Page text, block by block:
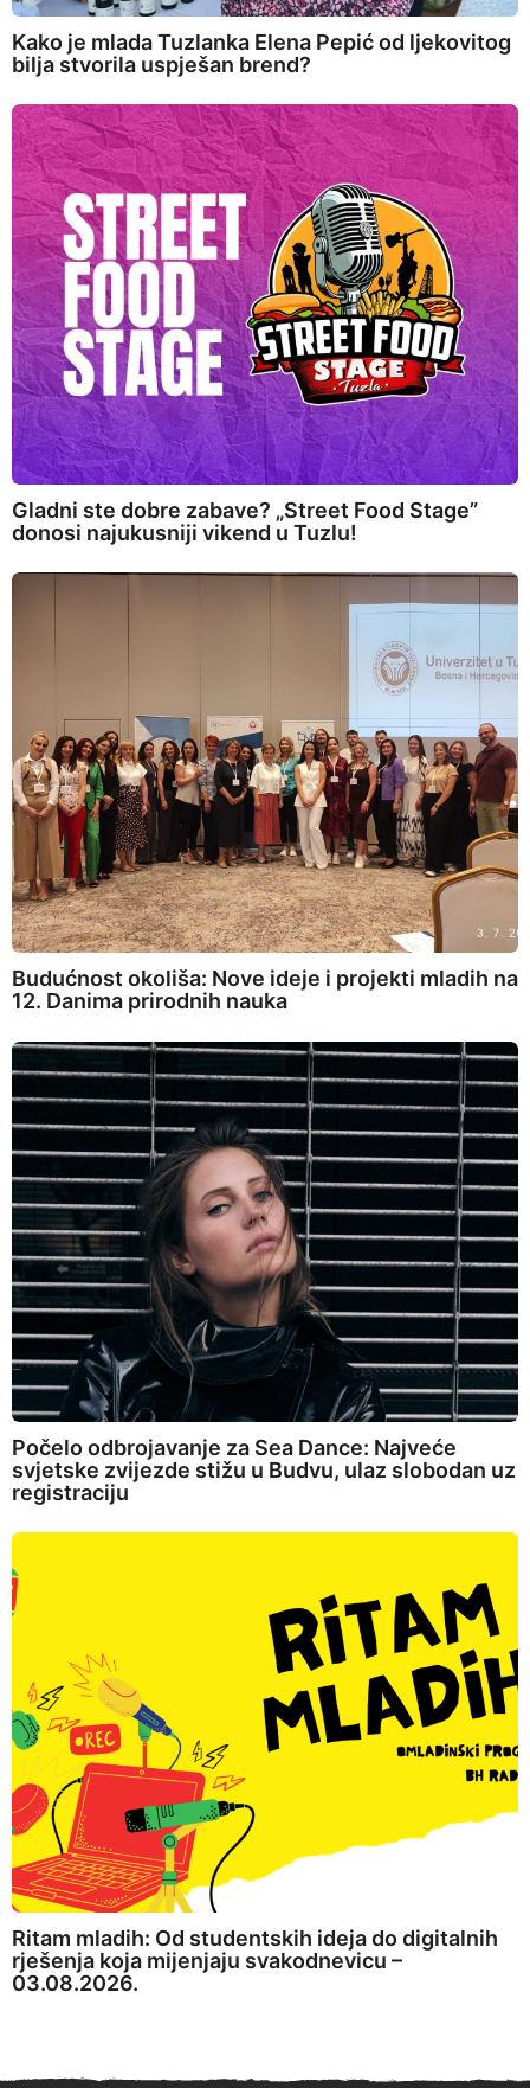
Kako je mlada Tuzlanka Elena Pepić od ljekovitog
bilja stvorila uspješan brend?
Gladni ste dobre zabave? „Street Food Stage”
donosi najukusniji vikend u Tuzlu!
Budućnost okoliša: Nove ideje i projekti mladih na
12. Danima prirodnih nauka
Počelo odbrojavanje za Sea Dance: Najveće
svjetske zvijezde stižu u Budvu, ulaz slobodan uz
registraciju
Ritam mladih: Od studentskih ideja do digitalnih
rješenja koja mijenjaju svakodnevicu –
03.08.2026.